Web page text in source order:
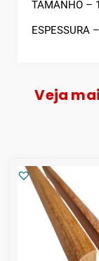
TAMANHO –
ESPESSURA
Veja